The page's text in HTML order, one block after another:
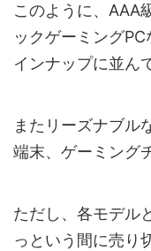
このように、AAA
ックゲーミング
インナップに並ん
またリーズナブル
端末、ゲーミング
ただし、各モデル
っという間に売り